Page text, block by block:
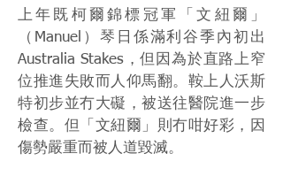
上年既柯爾錦標冠軍「文紐爾」
（Manuel）琴日係滿利谷季內初出
Australia Stakes，但因為於直路上窄
位推進失敗而人仰馬翻。鞍上人沃斯
特初步並冇大礙，被送往醫院進一步
檢查。但「文紐爾」則冇咁好彩，因
傷勢嚴重而被人道毀滅。